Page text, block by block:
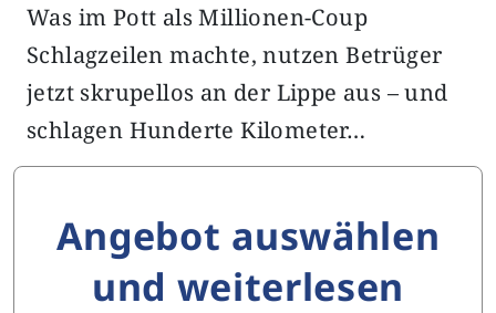
Was im Pott als Millionen-Coup
Schlagzeilen machte, nutzen Betrüger
jetzt skrupellos an der Lippe aus – und
schlagen Hunderte Kilometer…
Angebot auswählen
und weiterlesen